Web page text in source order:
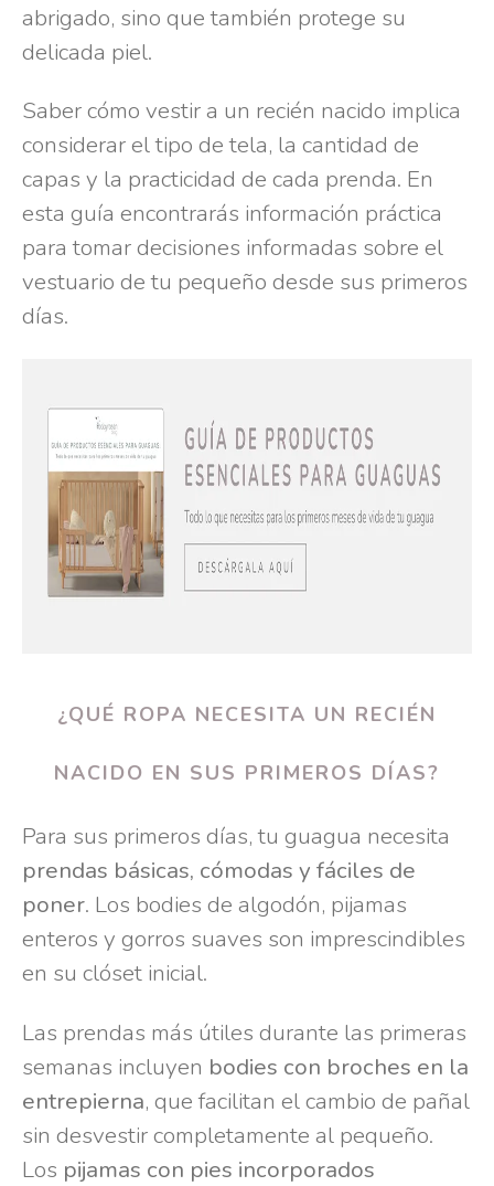
abrigado, sino que también protege su
delicada piel.
Saber cómo vestir a un recién nacido implica
considerar el tipo de tela, la cantidad de
capas y la practicidad de cada prenda. En
esta guía encontrarás información práctica
para tomar decisiones informadas sobre el
vestuario de tu pequeño desde sus primeros
días.
¿QUÉ ROPA NECESITA UN RECIÉN
NACIDO EN SUS PRIMEROS DÍAS?
Para sus primeros días, tu guagua necesita
prendas básicas, cómodas y fáciles de
poner. Los bodies de algodón, pijamas
enteros y gorros suaves son imprescindibles
en su clóset inicial.
Las prendas más útiles durante las primeras
semanas incluyen bodies con broches en la
entrepierna, que facilitan el cambio de pañal
sin desvestir completamente al pequeño.
Los pijamas con pies incorporados